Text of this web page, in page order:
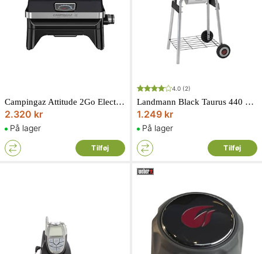
Campingaz Attitude 2Go Electric elgrill
2.320 kr
På lager
Tilføj
4.0 (2)
Landmann Black Taurus 440 Kulgrill
1.249 kr
På lager
Tilføj